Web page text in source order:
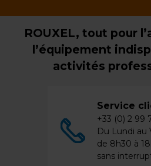
ROUXEL, tout pour
l’équipement
activités
Service
+33 (0) 2 99
Du Lundi au
de 8h30 à
sans